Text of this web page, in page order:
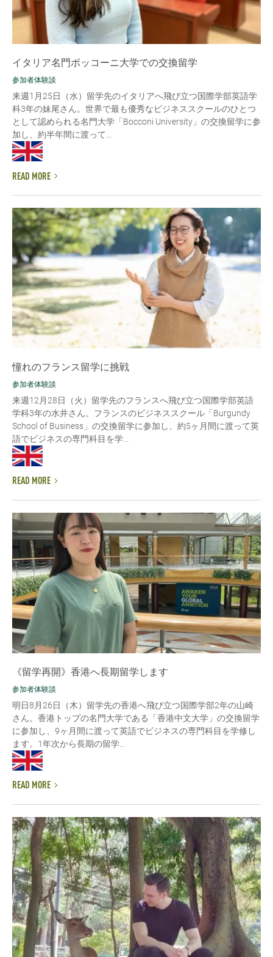
イタリア名門ボッコーニ大学での交換留学
参加者体験談
来週1月25日（水）留学先のイタリアへ飛び立つ国際学部英語学
科3年の妹尾さん。世界で最も優秀なビジネススクールのひとつ
として認められる名門大学「Bocconi University」の交換留学に参
加し、約半年間に渡って...
READ MORE
憧れのフランス留学に挑戦
参加者体験談
来週12月28日（火）留学先のフランスへ飛び立つ国際学部英語
学科3年の水井さん。フランスのビジネススクール「Burgundy
School of Business」の交換留学に参加し、約5ヶ月間に渡って英
語でビジネスの専門科目を学...
READ MORE
《留学再開》香港へ長期留学します
参加者体験談
明日8月26日（木）留学先の香港へ飛び立つ国際学部2年の山崎
さん。香港トップの名門大学である「香港中文大学」の交換留学
に参加し、9ヶ月間に渡って英語でビジネスの専門科目を学修し
ます。1年次から長期の留学...
READ MORE